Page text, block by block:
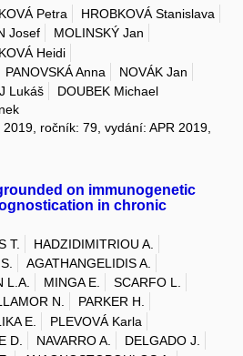
Petra
HROBKOVÁ Stanislava
Josef
MOLINSKÝ Jan
Heidi
PANOVSKÁ Anna
NOVÁK Jan
Lukáš
DOUBEK Michael
2019, ročník: 79, vydání: APR 2019,
on immunogenetic
in chronic
T.
HADZIDIMITRIOU A.
AGATHANGELIDIS A.
L.A. MINGA E.
SCARFO L.
N.
PARKER H.
E.
PLEVOVÁ Karla
D. NAVARRO A.
DELGADO J.